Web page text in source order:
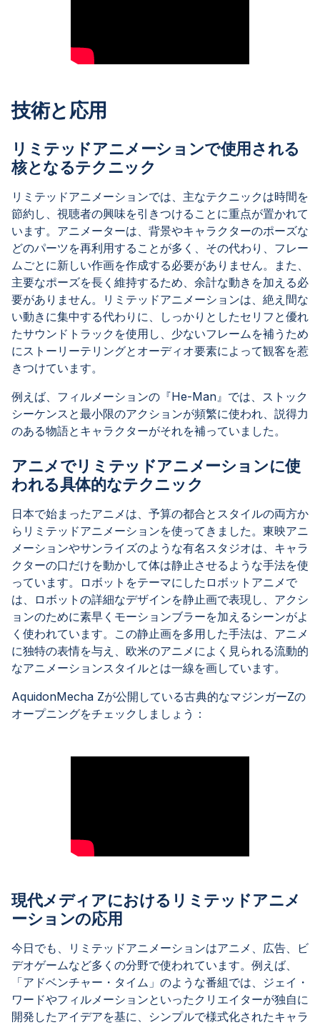
技術と応用
リミテッドアニメーションで使用される
核となるテクニック
リミテッドアニメーションでは、主なテクニックは時間を
節約し、視聴者の興味を引きつけることに重点が置かれて
います。アニメーターは、背景やキャラクターのポーズな
どのパーツを再利用することが多く、その代わり、フレー
ムごとに新しい作画を作成する必要がありません。また、
主要なポーズを長く維持するため、余計な動きを加える必
要がありません。リミテッドアニメーションは、絶え間な
い動きに集中する代わりに、しっかりとしたセリフと優れ
たサウンドトラックを使用し、少ないフレームを補うため
にストーリーテリングとオーディオ要素によって観客を惹
きつけています。
例えば、フィルメーションの『He-Man』では、ストック
シーケンスと最小限のアクションが頻繁に使われ、説得力
のある物語とキャラクターがそれを補っていました。
アニメでリミテッドアニメーションに使
われる具体的なテクニック
日本で始まったアニメは、予算の都合とスタイルの両方か
らリミテッドアニメーションを使ってきました。東映アニ
メーションやサンライズのような有名スタジオは、キャラ
クターの口だけを動かして体は静止させるような手法を使
っています。ロボットをテーマにしたロボットアニメで
は、ロボットの詳細なデザインを静止画で表現し、アクシ
ョンのために素早くモーションブラーを加えるシーンがよ
く使われています。この静止画を多用した手法は、アニメ
に独特の表情を与え、欧米のアニメによく見られる流動的
なアニメーションスタイルとは一線を画しています。
AquidonMecha Zが公開している古典的なマジンガーZの
オープニングをチェックしましょう：
現代メディアにおけるリミテッドアニメ
ーションの応用
今日でも、リミテッドアニメーションはアニメ、広告、ビ
デオゲームなど多くの分野で使われています。例えば、
「アドベンチャー・タイム」のような番組では、ジェイ・
ワードやフィルメーションといったクリエイターが独自に
開発したアイデアを基に、シンプルで様式化されたキャラ